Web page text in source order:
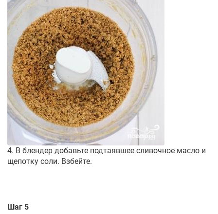
4. В блендер добавьте подтаявшее сливочное масло и
щепотку соли. Взбейте.
Шаг 5